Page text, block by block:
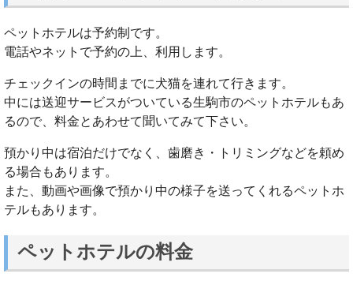
ペットホテルは予約制です。
電話やネットで予約の上、利用します。
チェックインの時間までに犬猫を連れて行きます。
中には送迎サービスがついている生駒市のペットホテルもあ
るので、料金とあわせて聞いてみて下さい。
預かり中は宿泊だけでなく、歯磨き・トリミングなどを頼め
る場合もあります。
また、動画や画像で預かり中の様子を送ってくれるペットホ
テルもあります。
ペットホテルの料金